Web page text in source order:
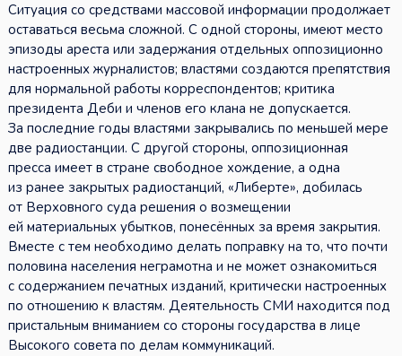
Ситуация со средствами массовой информации продолжает
оставаться весьма сложной. С одной стороны, имеют место
эпизоды ареста или задержания отдельных оппозиционно
настроенных журналистов; властями создаются препятствия
для нормальной работы корреспондентов; критика
президента Деби и членов его клана не допускается.
За последние годы властями закрывались по меньшей мере
две радиостанции. С другой стороны, оппозиционная
пресса имеет в стране свободное хождение, а одна
из ранее закрытых радиостанций, «Либерте», добилась
от Верховного суда решения о возмещении
ей материальных убытков, понесённых за время закрытия.
Вместе с тем необходимо делать поправку на то, что почти
половина населения неграмотна и не может ознакомиться
с содержанием печатных изданий, критически настроенных
по отношению к властям. Деятельность СМИ находится под
пристальным вниманием со стороны государства в лице
Высокого совета по делам коммуникаций.